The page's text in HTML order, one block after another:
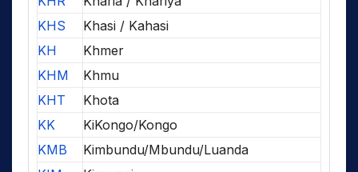
KHS
Khasi / Kahasi
KH
Khmer
KHM
Khmu
KHT
Khota
KK
KiKongo/Kongo
KMB
Kimbundu/Mbundu/Luanda